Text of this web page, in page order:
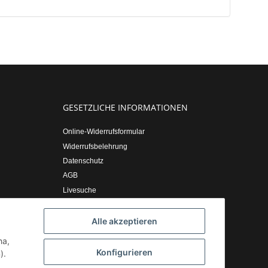
Alle akzeptieren
Konfigurieren
GESETZLICHE INFORMATIONEN
Online-Widerrufsformular
Widerrufsbelehrung
Datenschutz
AGB
Livesuche
Impressum